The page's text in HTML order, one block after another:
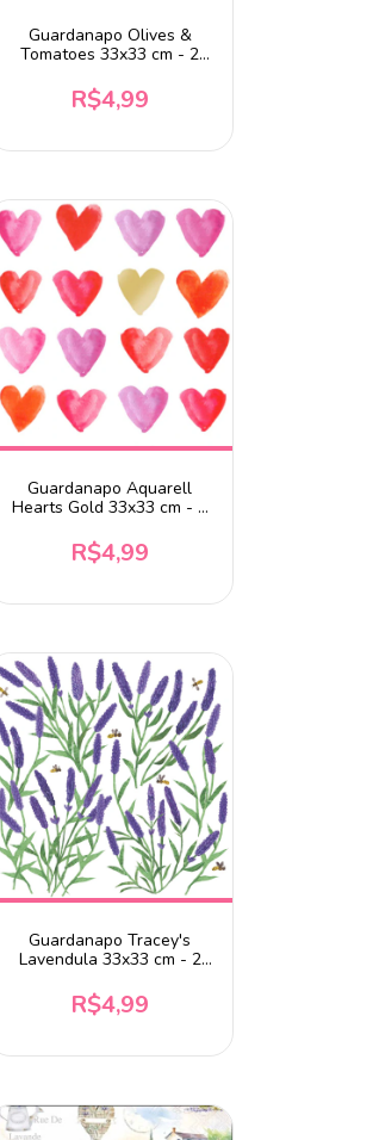
Guardanapo Olives &
Tomatoes 33x33 cm - 2
R$4,99
Guardanapo Aquarell
Hearts Gold 33x33 cm - 2
R$4,99
Guardanapo Tracey's
Lavendula 33x33 cm - 2
R$4,99